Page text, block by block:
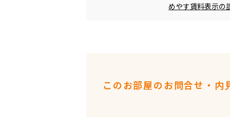
めやす賃料表示の
このお部屋のお問合せ・内